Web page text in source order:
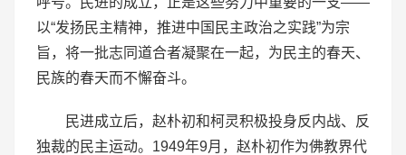
以“发扬民主精神，推进中国民主政治之实践”为宗
旨，将一批志同道合者凝聚在一起，为民主的春天、
民族的春天而不懈奋斗。
民进成立后，赵朴初和柯灵积极投身反内战、反
独裁的民主运动。1949年9月，赵朴初作为佛教界代